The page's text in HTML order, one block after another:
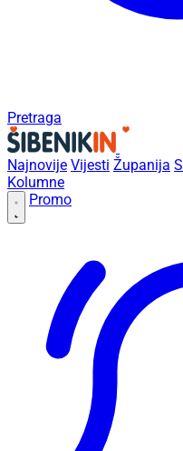
Pretraga
Najnovije Vijesti Županija
Kolumne
Promo